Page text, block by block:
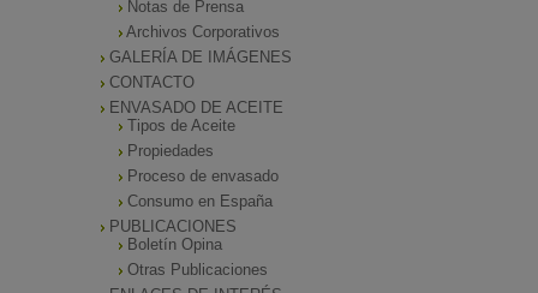
Notas de Prensa
Archivos Corporativos
GALERÍA DE IMÁGENES
CONTACTO
ENVASADO DE ACEITE
Tipos de Aceite
Propiedades
Proceso de envasado
Consumo en España
PUBLICACIONES
Boletín Opina
Otras Publicaciones